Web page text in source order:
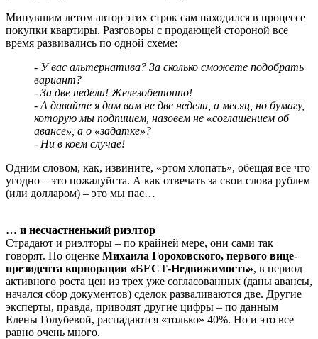
Минувшим летом автор этих строк сам находился в процессе
покупки квартиры. Разговоры с продающей стороной все
время развивались по одной схеме:
- У вас альтернатива? За сколько сможете подобрать
вариант?
- За две недели! Железобетонно!
- А давайте я дам вам не две недели, а месяц, но бумагу,
которую мы подпишем, назовем не «соглашением об
авансе», а о «задатке»?
- Ни в коем случае!
Одним словом, как, извините, «ртом хлопать», обещая все что
угодно – это пожалуйста. А как отвечать за свои слова рублем
(или долларом) – это мы пас…
… и несчастненький риэлтор
Страдают и риэлторы – по крайней мере, они сами так
говорят. По оценке Михаила Гороховского, первого вице-
президента корпорации «БЕСТ-Недвижимость», в период
активного роста цен из трех уже согласованных (даны авансы,
начался сбор документов) сделок разваливаются две. Другие
эксперты, правда, приводят другие цифры – по данным
Елены Голубевой, распадаются «только» 40%. Но и это все
равно очень много.